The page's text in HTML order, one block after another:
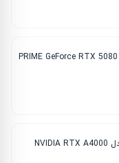
کارت گرافیک ایسوس مدل PRIME GeForce RTX 5080
کارت گرافیک پی ان وای مدل NVIDIA RTX A4000